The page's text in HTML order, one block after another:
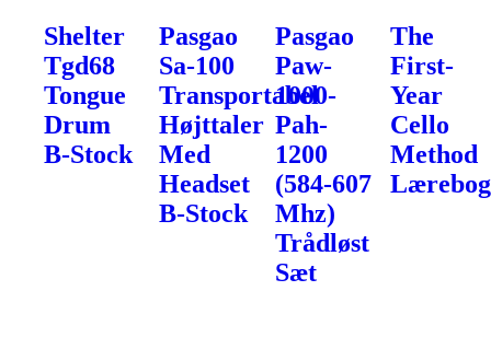
Shelter
Tgd68
Tongue
Drum
B-Stock
Pasgao
Sa-100
Transportabel
Højttaler
Med
Headset
B-Stock
Pasgao
Paw-
1000-
Pah-
1200
(584-607
Mhz)
Trådløst
Sæt
The
First-
Year
Cello
Method
Lærebog